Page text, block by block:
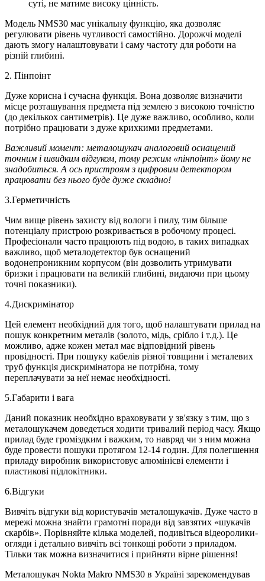
суті, не матиме високу цінність.
Модель NMS30 має унікальну функцію, яка дозволяє
регулювати рівень чутливості самостійно. Дорожчі моделі
дають змогу налаштовувати і саму частоту для роботи на
різній глибині.
2. Пінпоінт
Дуже корисна і сучасна функція. Вона дозволяє визначити
місце розташування предмета під землею з високою точністю
(до декількох сантиметрів). Це дуже важливо, особливо, коли
потрібно працювати з дуже крихкими предметами.
Важливий момент: металошукач аналоговий оснащений
точним і швидким відгуком, тому режим «пінпоінт» йому не
знадобиться. А ось пристроям з цифровим детектором
працювати без нього буде дуже складно!
3.Герметичність
Чим вище рівень захисту від вологи і пилу, тим більше
потенціалу пристрою розкривається в робочому процесі.
Професіонали часто працюють під водою, в таких випадках
важливо, щоб металодетектор був оснащений
водонепроникним корпусом (він дозволить утримувати
бризки і працювати на великій глибині, видаючи при цьому
точні показники).
4.Дискримінатор
Цей елемент необхідний для того, щоб налаштувати прилад на
пошук конкретним металів (золото, мідь, срібло і т.д.). Це
можливо, адже кожен метал має відповідний рівень
провідності. При пошуку кабелів різної товщини і металевих
труб функція дискримінатора не потрібна, тому
переплачувати за неї немає необхідності.
5.Габарити і вага
Даний показник необхідно враховувати у зв'язку з тим, що з
металошукачем доведеться ходити тривалий період часу. Якщо
прилад буде громіздким і важким, то навряд чи з ним можна
буде провести пошуки протягом 12-14 годин. Для полегшення
приладу виробник використовує алюмінієві елементи і
пластикові підлокітники.
6.Відгуки
Вивчіть відгуки від користувачів металошукачів. Дуже часто в
мережі можна знайти грамотні поради від завзятих «шукачів
скарбів». Порівняйте кілька моделей, подивіться відеоролики-
огляди і детально вивчіть всі тонкощі роботи з приладом.
Тільки так можна визначитися і прийняти вірне рішення!
Металошукач Nokta Makro NMS30 в Україні зарекомендував